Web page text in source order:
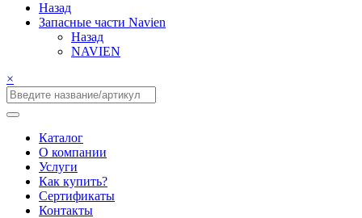
Назад
Запасные части Navien
Назад
NAVIEN
×
Каталог
О компании
Услуги
Как купить?
Сертификаты
Контакты